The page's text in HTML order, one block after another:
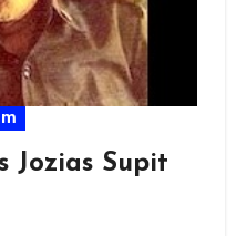
Jozias Supit